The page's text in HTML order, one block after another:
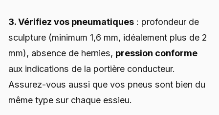
3. Vérifiez vos pneumatiques : profondeur de
sculpture (minimum 1,6 mm, idéalement plus de 2
mm), absence de hernies, pression conforme
aux indications de la portière conducteur.
Assurez-vous aussi que vos pneus sont bien du
même type sur chaque essieu.